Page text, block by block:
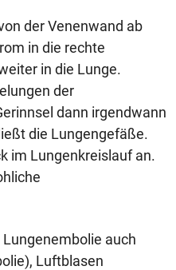
der Venenwand ab
in die rechte
in die Lunge.
der
dann irgendwann
die Lungengefäße.
im Lungenkreislauf an.
auch
Luftblasen